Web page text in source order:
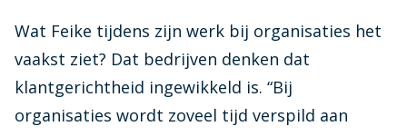
Wat Feike tijdens zijn werk bij organisaties het
vaakst ziet? Dat bedrijven denken dat
klantgerichtheid ingewikkeld is. “Bij
organisaties wordt zoveel tijd verspild aan